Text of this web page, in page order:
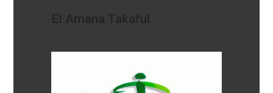
El Amana Takaful